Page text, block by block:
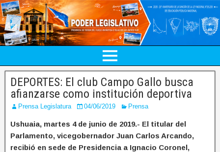
DEPORTES: El club Campo Gallo busca
afianzarse como institución deportiva
Prensa Legislatura 04/06/2019 Prensa
Ushuaia, martes 4 de junio de 2019.- El titular del
Parlamento, vicegobernador Juan Carlos Arcando,
recibió en sede de Presidencia a Ignacio Coronel,